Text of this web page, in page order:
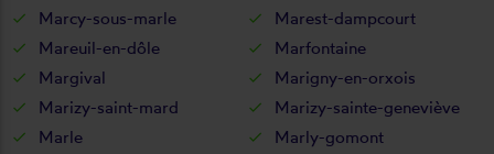
Marcy-sous-marle
Marest-dampcourt
Mareuil-en-dôle
Marfontaine
Margival
Marigny-en-orxois
Marizy-saint-mard
Marizy-sainte-geneviève
Marle
Marly-gomont